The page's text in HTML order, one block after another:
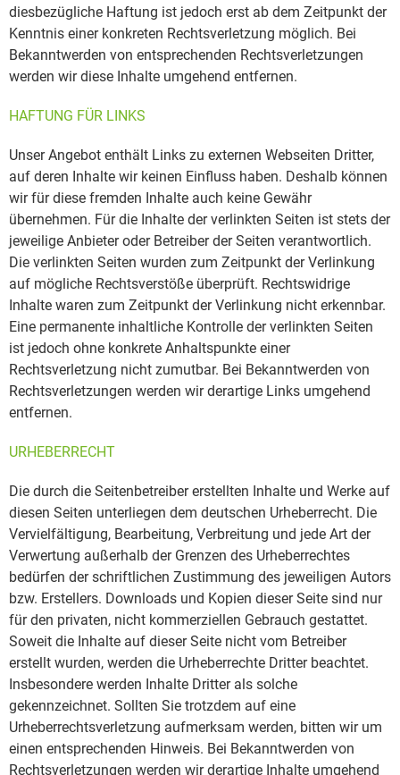
diesbezügliche Haftung ist jedoch erst ab dem Zeitpunkt der
Kenntnis einer konkreten Rechtsverletzung möglich. Bei
Bekanntwerden von entsprechenden Rechtsverletzungen
werden wir diese Inhalte umgehend entfernen.
HAFTUNG FÜR LINKS
Unser Angebot enthält Links zu externen Webseiten Dritter,
auf deren Inhalte wir keinen Einfluss haben. Deshalb können
wir für diese fremden Inhalte auch keine Gewähr
übernehmen. Für die Inhalte der verlinkten Seiten ist stets der
jeweilige Anbieter oder Betreiber der Seiten verantwortlich.
Die verlinkten Seiten wurden zum Zeitpunkt der Verlinkung
auf mögliche Rechtsverstöße überprüft. Rechtswidrige
Inhalte waren zum Zeitpunkt der Verlinkung nicht erkennbar.
Eine permanente inhaltliche Kontrolle der verlinkten Seiten
ist jedoch ohne konkrete Anhaltspunkte einer
Rechtsverletzung nicht zumutbar. Bei Bekanntwerden von
Rechtsverletzungen werden wir derartige Links umgehend
entfernen.
URHEBERRECHT
Die durch die Seitenbetreiber erstellten Inhalte und Werke auf
diesen Seiten unterliegen dem deutschen Urheberrecht. Die
Vervielfältigung, Bearbeitung, Verbreitung und jede Art der
Verwertung außerhalb der Grenzen des Urheberrechtes
bedürfen der schriftlichen Zustimmung des jeweiligen Autors
bzw. Erstellers. Downloads und Kopien dieser Seite sind nur
für den privaten, nicht kommerziellen Gebrauch gestattet.
Soweit die Inhalte auf dieser Seite nicht vom Betreiber
erstellt wurden, werden die Urheberrechte Dritter beachtet.
Insbesondere werden Inhalte Dritter als solche
gekennzeichnet. Sollten Sie trotzdem auf eine
Urheberrechtsverletzung aufmerksam werden, bitten wir um
einen entsprechenden Hinweis. Bei Bekanntwerden von
Rechtsverletzungen werden wir derartige Inhalte umgehend